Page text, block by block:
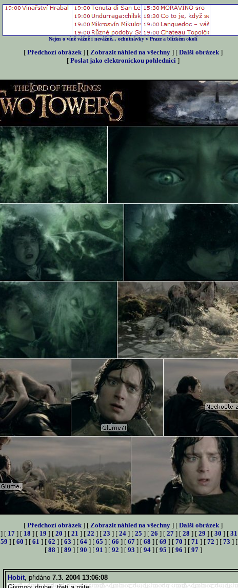
Nejen o víně vážně i nevážně... ochutnávky v Praze a blízkém okolí
[ Předchozí obrázek ] [ Zobrazit náhled na všechny ] [ Další obrázek ]
[ Poslat jako elektronickou pohlednici ]
[ Předchozí obrázek ] [ Zobrazit náhled na všechny ] [ Další obrázek ]
] [ 17 ] [ 18 ] [ 19 ] [ 20 ] [ 21 ] [ 22 ] [ 23 ] [ 24 ] [ 25 ] [ 26 ] [ 27 ] [ 28 ] [ 29 ] [ 30 ] [ 31
59 ] [ 60 ] [ 61 ] [ 62 ] [ 63 ] [ 64] [ 65 ] [ 66 ] [ 67] [ 68 ] [ 69 ] [ 70 ] [ 71 ] [ 72 ] [ 73 ] [
[ 88 ] [ 89 ] [ 90 ] [ 91 ] [ 92 ] [ 93 ] [ 94] [ 95 ] [ 96 ] [ 97]
Hobit, přidáno 7.3. 2004 13:06:08